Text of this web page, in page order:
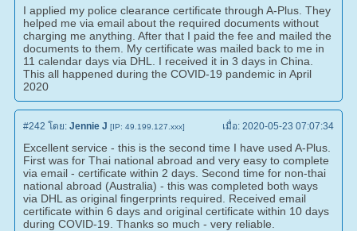
I applied my police clearance certificate through A-Plus. They
helped me via email about the required documents without
charging me anything. After that I paid the fee and mailed the
documents to them. My certificate was mailed back to me in
11 calendar days via DHL. I received it in 3 days in China.
This all happened during the COVID-19 pandemic in April
2020
#242 โดย: Jennie J [IP: 49.199.127.xxx] เมื่อ: 2020-05-23 07:07:34
Excellent service - this is the second time I have used A-Plus.
First was for Thai national abroad and very easy to complete
via email - certificate within 2 days. Second time for non-thai
national abroad (Australia) - this was completed both ways
via DHL as original fingerprints required. Received email
certificate within 6 days and original certificate within 10 days
during COVID-19. Thanks so much - very reliable.